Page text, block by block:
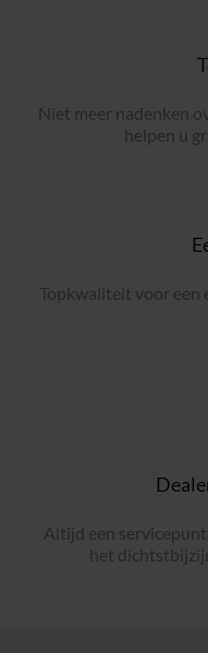
Niet meer nadenken
helpen u
Topkwaliteit voor een
Altijd een
het